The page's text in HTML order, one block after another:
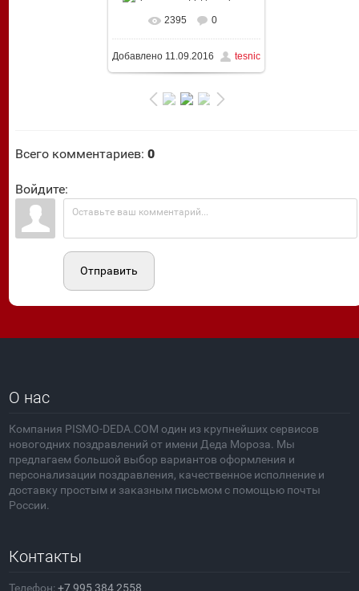
В реальном размере
1024x1428/ 433.2Kb
2395 0
Добавлено 11.09.2016 tesnic
Всего комментариев:0
Войдите:
Отправить
О нас
Компания PISMO-DEDA.COM один из крупнейших сервисов
новогодних поздравлений от имени Деда Мороза. Мы
предлагаем большой выбор вариантов оформления и
персонализации поздравления, качественное исполнение и
доставку простым и заказным письмом с помощью почты
России.
Контакты
Телефон:+7 995 384 2558